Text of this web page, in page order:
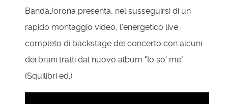
BandaJorona presenta, nel susseguirsi di un
rapido montaggio video, l'energetico live
completo di backstage del concerto con alcuni
dei brani tratti dal nuovo album "Io so' me"
(Squilibri ed.)